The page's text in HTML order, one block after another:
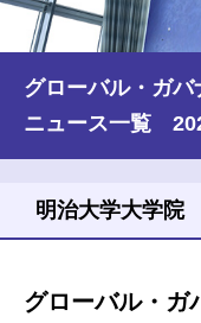
グローバル・ガ
ニュース一覧
グローバル・
明治大学大学院